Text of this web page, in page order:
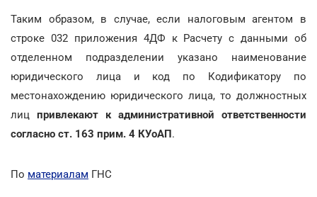
Таким образом, в случае, если налоговым агентом в
строке 032 приложения 4ДФ к Расчету с данными об
отделенном подразделении указано наименование
юридического лица и код по Кодификатору по
местонахождению юридического лица, то должностных
лиц привлекают к административной ответственности
согласно ст. 163 прим. 4 КУоАП.
По материалам ГНС